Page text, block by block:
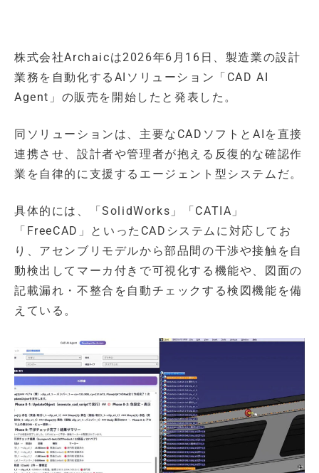
株式会社Archaicは2026年6月16日、製造業の設計
業務を自動化するAIソリューション「CAD AI
Agent」の販売を開始したと発表した。
同ソリューションは、主要なCADソフトとAIを直接
連携させ、設計者や管理者が抱える反復的な確認作
業を自律的に支援するエージェント型システムだ。
具体的には、「SolidWorks」「CATIA」
「FreeCAD」といったCADシステムに対応してお
り、アセンブリモデルから部品間の干渉や接触を自
動検出してマーカ付きで可視化する機能や、図面の
記載漏れ・不整合を自動チェックする検図機能を備
えている。